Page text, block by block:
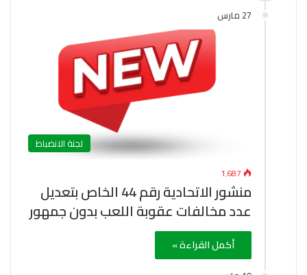
27 مارس
لجنة الانضباط
1٬687
منشور الاتحادية رقم 44 الخاص بتعديل
عدد مخالفات عقوبة اللعب بدون جمهور
أكمل القراءة »